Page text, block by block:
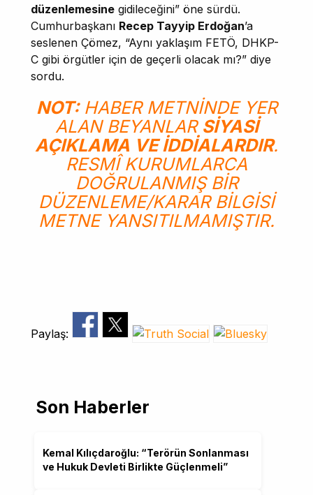
düzenlemesine gidileceğini” öne sürdü.
Cumhurbaşkanı Recep Tayyip Erdoğan’a
seslenen Çömez, “Aynı yaklaşım FETÖ, DHKP-
C gibi örgütler için de geçerli olacak mı?” diye
sordu.
NOT:HABER METNINDE YER
ALAN BEYANLAR SIYASI
AÇIKLAMA VE IDDIALARDIR.
RESMÎ KURUMLARCA
DOĞRULANMIŞ BIR
DÜZENLEME/KARAR BILGISI
METNE YANSITILMAMIŞTIR.
Paylaş:
Son Haberler
Kemal Kılıçdaroğlu: “Terörün Sonlanması
ve Hukuk Devleti Birlikte Güçlenmeli”